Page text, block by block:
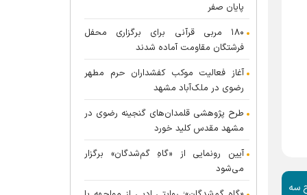
سه
پایان صفر
۱۸۰ مربی قرآنی برای برگزاری محفل
فرشتگان مقاومت آماده شدند
آغاز فعالیت موکب کفشداران حرم مطهر
رضوی در ملک‌آباد مشهد
طرح پژوهشی قلمدان‌های گنجینه رضوی در
مشهد مقدس کلید خورد
آیین رونمایی از «گاهِ گم‌شدگان» برگزار
می‌شود